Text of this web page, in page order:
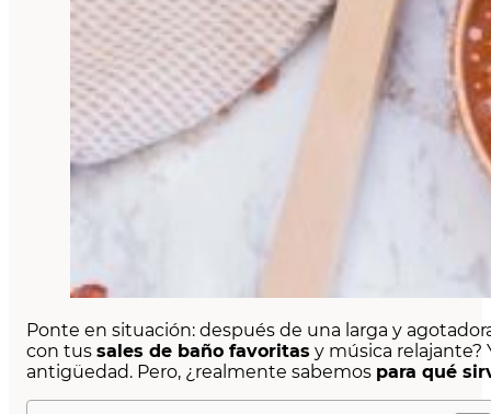
Ponte en situación: después de una larga y
con tus sales de baño favoritas y música relajante?
antigüedad. Pero, ¿realmente sabemos para qué